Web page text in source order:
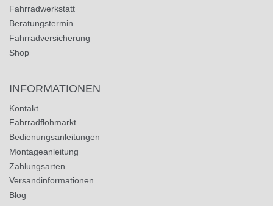
Fahrradwerkstatt
Beratungstermin
Fahrradversicherung
Shop
INFORMATIONEN
Kontakt
Fahrradflohmarkt
Bedienungsanleitungen
Montageanleitung
Zahlungsarten
Versandinformationen
Blog